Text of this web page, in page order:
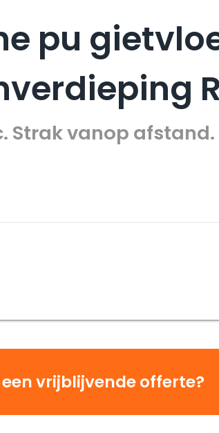
pu
Strak vanop
vrijblijvende offerte?